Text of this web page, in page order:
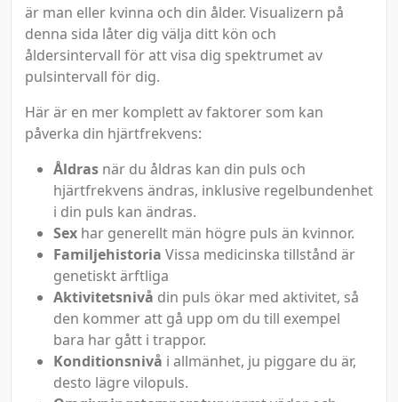
är man eller kvinna och din ålder. Visualizern på
denna sida låter dig välja ditt kön och
åldersintervall för att visa dig spektrumet av
pulsintervall för dig.
Här är en mer komplett av faktorer som kan
påverka din hjärtfrekvens:
Åldras när du åldras kan din puls och
hjärtfrekvens ändras, inklusive regelbundenhet
i din puls kan ändras.
Sex har generellt män högre puls än kvinnor.
Familjehistoria Vissa medicinska tillstånd är
genetiskt ärftliga
Aktivitetsnivå din puls ökar med aktivitet, så
den kommer att gå upp om du till exempel
bara har gått i trappor.
Konditionsnivå i allmänhet, ju piggare du är,
desto lägre vilopuls.